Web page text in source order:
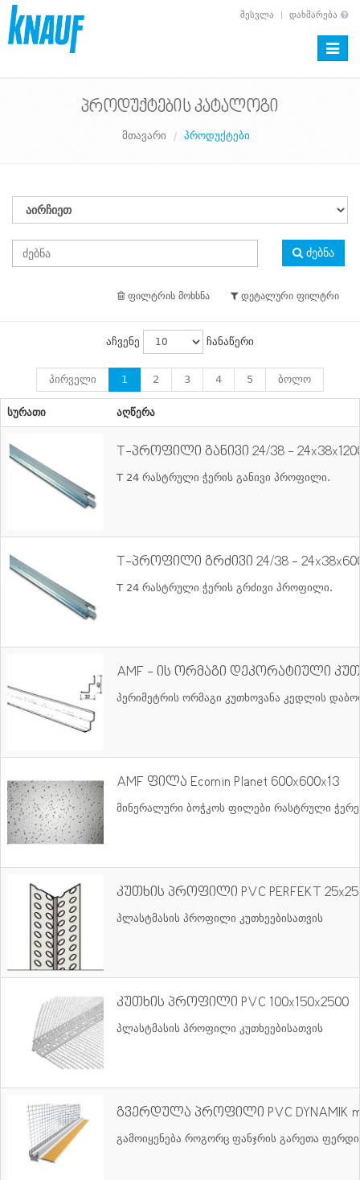
ᲨᲔᲡᲕᲚᲐ ᲓᲐᲮᲛᲐᲠᲔᲑᲐ
Toggle
პროდუქტების კატალოგი
მთავარი პროდუქტები
ძებნა
ფილტრის მოხსნა დეტალური ფილტრი
აჩვენე ჩანაწერი
პირველი 1 2 3 4 5 ბოლო
სურათი აღწერა
T-პროფილი განივი 24/38 -
T 24 რასტრული ჭერის განივი პროფილი.
T-პროფილი გრძივი 24/38 -
T 24 რასტრული ჭერის გრძივი პროფილი.
AMF - ის ორმაგი დეკორატიული
პერიმეტრის ორმაგი კუთხოვანა კედლის
AMF ფილა Ecomin Planet 600x600x13
მინერალური ბოჭკოს ფილები რასტრული
კუთხის პროფილი PVC PERFEKT
პლასტმასის პროფილი კუთხეებისათვის
კუთხის პროფილი PVC 100x150x2500
პლასტმასის პროფილი კუთხეებისათვის
გვერდულა პროფილი PVC DYNAMIK
გამოიყენება როგორც ფანჯრის გარეთა